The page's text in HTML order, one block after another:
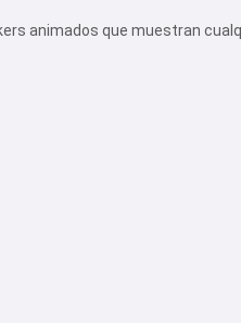
animados que muestran